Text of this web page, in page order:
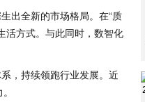
出全新的市场格局。在“质
活方式。与此同时，数智化
，持续领跑行业发展。近